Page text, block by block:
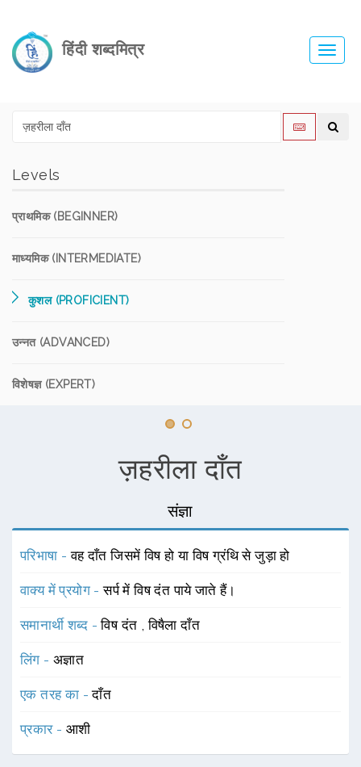
हिंदी शब्दमित्र
Levels
प्राथमिक (BEGINNER)
माध्यमिक (INTERMEDIATE)
कुशल (PROFICIENT)
उन्नत (ADVANCED)
विशेषज्ञ (EXPERT)
ज़हरीला दाँत
संज्ञा
परिभाषा -वह दाँत जिसमें विष हो या विष ग्रंथि से जुड़ा हो
वाक्य में प्रयोग -सर्प में विष दंत पाये जाते हैं।
समानार्थी शब्द -विष दंत ,विषैला दाँत
लिंग - अज्ञात
एक तरह का -दाँत
प्रकार - आशी